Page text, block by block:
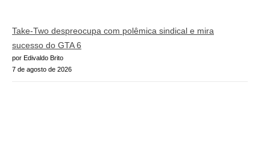
Take-Two despreocupa com polêmica sindical e mira
sucesso do GTA 6
por Edivaldo Brito
7 de agosto de 2026